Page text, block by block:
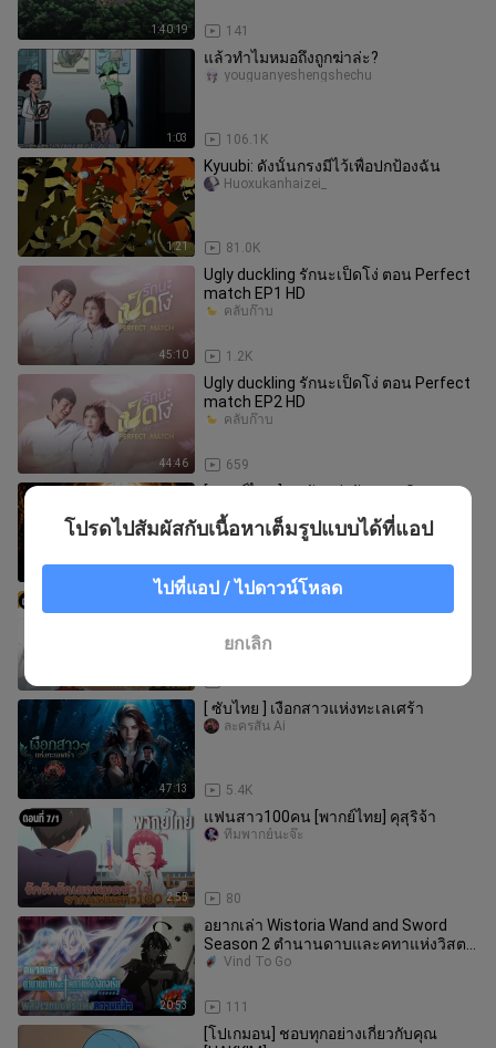
1:40:19 141
1:03
แล้วทำไมหมอถึงถูกฆ่าล่ะ?
106.1K
youguanyeshengshechu
1:21
Kyuubi: ดังนั้นกรงมีไว้เพื่อปกป้องฉัน
81.0K
Huoxukanhaizei_
45:10
Ugly duckling รักนะเป็ดโง่ ตอน Perfect
match EP1 HD
1.2K
คลับก๊าบ
44:46
Ugly duckling รักนะเป็ดโง่ ตอน Perfect
match EP2 HD
659
คลับก๊าบ
[ พากย์ไทย ] มาลัยแห่งจักรพรรดิ
รักรักรักรักเธอหมดหัวใจจากแฟน
สาว100คน [พากย์ไทย] ต่อต้านยาหรอ
ทีมพากย์นะจ๊ะ
47:13
[ ซับไทย ] เงือกสาวแห่งทะเลเศร้า
5.4K
ละครสั้น Ai
2:55
แฟนสาว100คน [พากย์ไทย] คุสุริจ้า
80
ทีมพากย์นะจ๊ะ
20:53
อยากเล่า Wistoria Wand and Sword
Season 2 ตำนานดาบและคทาแห่งวิสตอ
เรีย พลังเวทมนตร์แห่งความกล้า
111
Vind To Go
[โปเกมอน] ชอบทุกอย่างเกี่ยวกับคุณ
โปรดไปสัมผัสกับเนื้อหาเต็มรูปแบบได้ที่แอป
ไปที่แอป / ไปดาวน์โหลด
ยกเลิก